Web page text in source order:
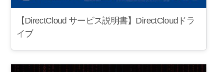
【DirectCloud サービス説明書】DirectCloudドラ
イブ